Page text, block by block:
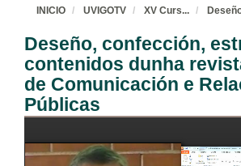
INICIO UVIGOTV XV Curs...
Deseño, confección,
contenidos dunha
de Comunicación e
Públicas